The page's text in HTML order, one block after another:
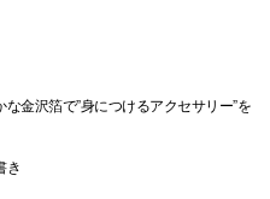
金沢箔で”身につけるアクセサリー”を
き